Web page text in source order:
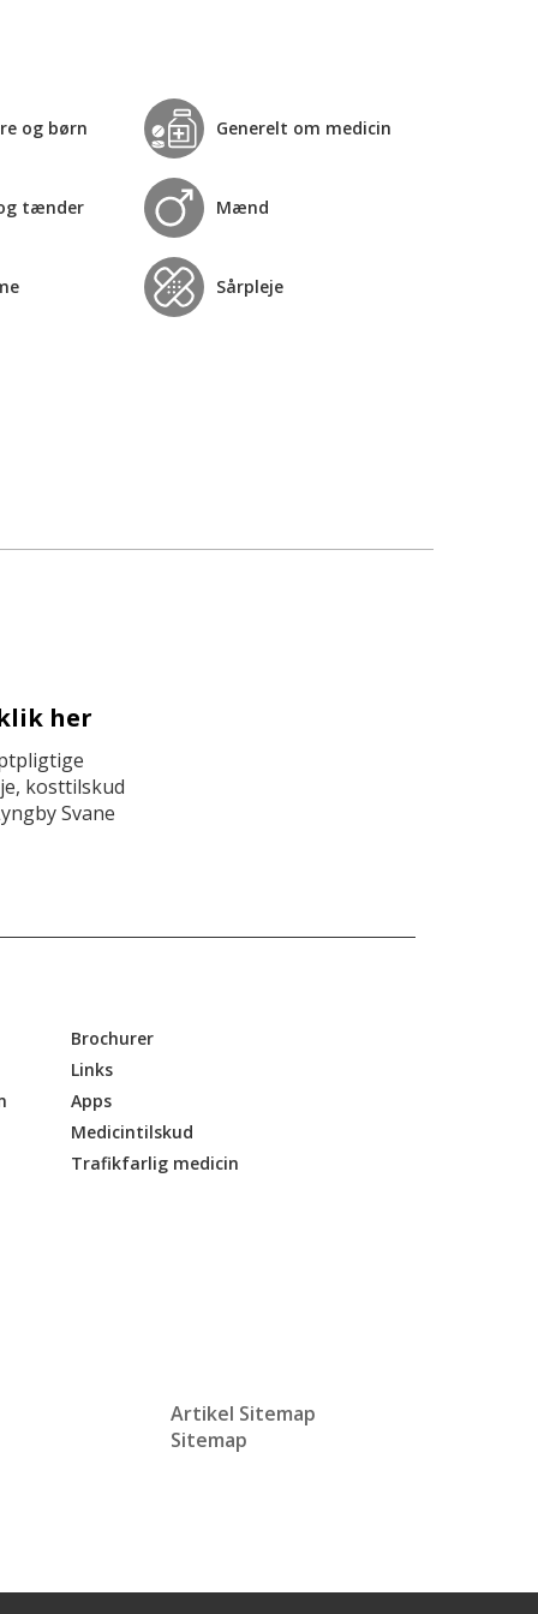
og børn Generelt om medicin
tænder Mænd
Sårpleje
her
kosttilskud
Svane
Brochurer
Links
Apps
Medicintilskud
Trafikfarlig medicin
Artikel Sitemap
Sitemap